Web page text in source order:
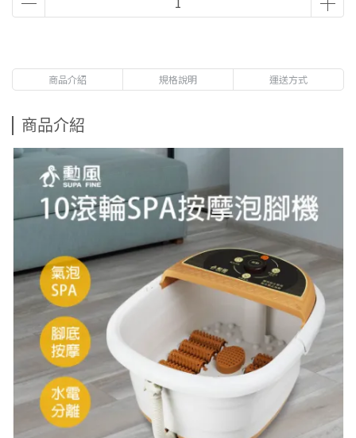
商品介紹 規格說明 運送方式
商品介紹